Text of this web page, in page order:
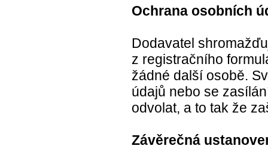
Ochrana osobních
Dodavatel
z registračního
žádné další osobě.
údajů nebo se
odvolat, a to tak že
Závěrečná